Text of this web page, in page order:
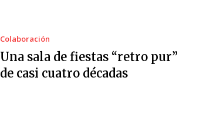
Colaboración
Una sala de fiestas “retro pur”
de casi cuatro décadas